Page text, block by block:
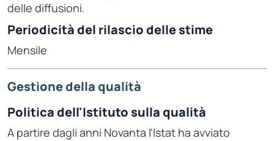
delle diffusioni.
Periodicità del rilascio delle stime
Mensile
Gestione della qualità
Politica dell'Istituto sulla qualità
A partire dagli anni Novanta l'Istat ha avviato